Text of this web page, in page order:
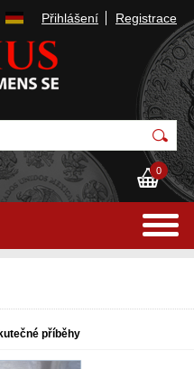
Přihlášení Registrace
0
příběhy